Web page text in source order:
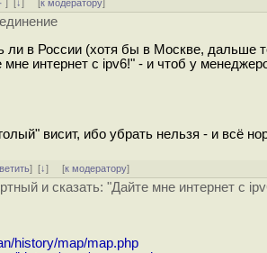
][↓] [к модератору]
ли в России (хотя бы в Москве, дальше
интернет с ipv6!" - и чтоб у
висит, ибо убрать нельзя - и всё
][↓] [к модератору]
и сказать: "Дайте мне интернет с
history/map/map.php